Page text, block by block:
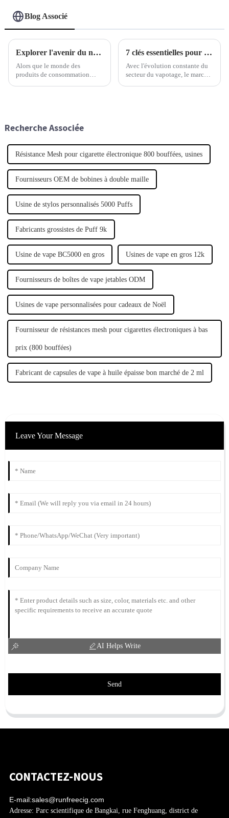
Blog Associé
Explorer l'avenir du narguilé électrique à la 138e Foire d'import-export de Chine 2025
Alors que le monde des
produits de consommation
domaine des loisirs et
7 clés essentielles pour réussir l'approvisionnement en produits de vapotage de marque privée
Avec l'évolution constante du
secteur du vapotage, le marché
Recherche Associée
Résistance Mesh pour cigarette électronique 800 bouffées, usines
Fournisseurs OEM de bobines à double maille
Usine de stylos personnalisés 5000 Puffs
Fabricants grossistes de Puff 9k
Usine de vape BC5000 en gros Usines de vape en gros 12k
Fournisseurs de boîtes de vape jetables ODM
Usines de vape personnalisées pour cadeaux de Noël
Fournisseur de résistances mesh pour cigarettes électroniques à bas
prix (800 bouffées)
Fabricant de capsules de vape à huile épaisse bon marché de 2 ml
Leave Your Message
AI Helps Write
Send
CONTACTEZ-NOUS
E-mail:sales@runfreecig.com
Adresse: Parc scientifique de Bangkai, rue Fenghuang, district de